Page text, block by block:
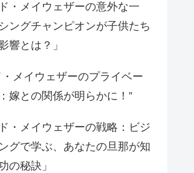
・メイウェザーの意外な一
ングチャンピオンが子供たち
響とは？」
・メイウェザーのプライベー
嫁との関係が明らかに！”
・メイウェザーの戦略：ビジ
グで学ぶ、あなたの旦那が知
の秘訣」